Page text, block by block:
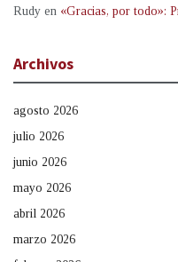
Rudy en «Gracias, por todo»:
Archivos
agosto 2026
julio 2026
junio 2026
mayo 2026
abril 2026
marzo 2026